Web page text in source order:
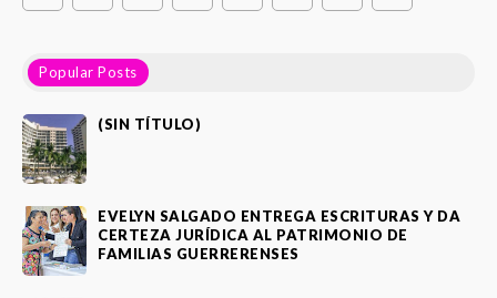
Popular Posts
(SIN TÍTULO)
EVELYN SALGADO ENTREGA ESCRITURAS Y DA
CERTEZA JURÍDICA AL PATRIMONIO DE
FAMILIAS GUERRERENSES